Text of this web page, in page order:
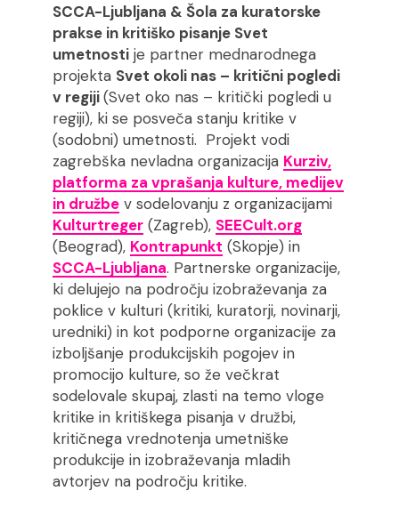
SCCA-Ljubljana & Šola za kuratorske
prakse in kritiško pisanje Svet
umetnostije partner mednarodnega
projekta Svet okoli nas – kritični pogledi
v regiji(Svet oko nas – kritički pogledi u
regiji), ki se posveča stanju kritike v
(sodobni) umetnosti. Projekt vodi
zagrebška nevladna organizacija Kurziv,
platforma za vprašanja kulture, medijev
in družbev sodelovanju z organizacijami
Kulturtreger(Zagreb), SEECult.org
(Beograd), Kontrapunkt (Skopje) in
SCCA-Ljubljana. Partnerske organizacije,
ki delujejo na področju izobraževanja za
poklice v kulturi (kritiki, kuratorji, novinarji,
uredniki) in kot podporne organizacije za
izboljšanje produkcijskih pogojev in
promocijo kulture, so že večkrat
sodelovale skupaj, zlasti na temo vloge
kritike in kritiškega pisanja v družbi,
kritičnega vrednotenja umetniške
produkcije in izobraževanja mladih
avtorjev na področju kritike.